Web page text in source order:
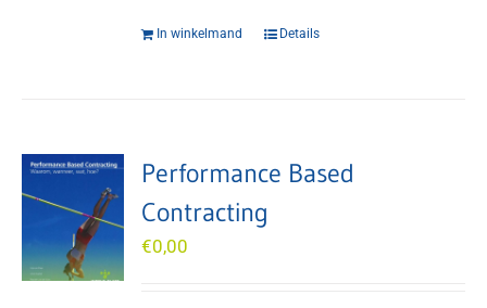
In winkelmand Details
Performance Based
Contracting
€0,00